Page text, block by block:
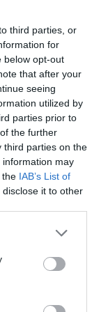
third parties, or
for
below opt-out
that after your
seeing
utilized by
parties prior to
the further
third parties on the
information may
the IAB’s List of
it to other
que
entidad ha
de campings
cercar y
identificado
no es más que
El objetivo
. "Un
volumen de